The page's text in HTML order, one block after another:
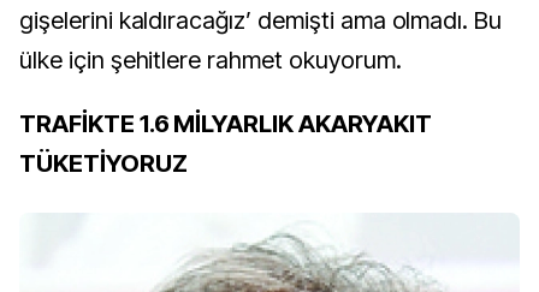
gişelerini kaldıracağız’ demişti ama olmadı. Bu
ülke için şehitlere rahmet okuyorum.
TRAFİKTE 1.6 MİLYARLIK AKARYAKIT
TÜKETİYORUZ